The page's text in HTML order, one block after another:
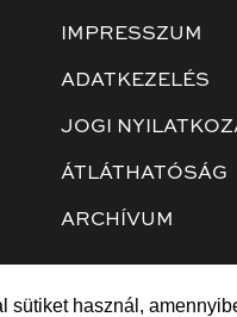
sütiket használ,
IMPRESSZUM
ADATKEZELÉS
JOGI
ÁTLÁTHATÓSÁG
ARCHÍVUM